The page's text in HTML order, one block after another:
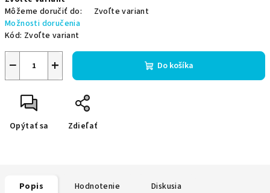
Môžeme doručiť do:
Zvoľte variant
Možnosti doručenia
Kód: Zvoľte variant
+
− Do košíka
Opýtať sa Zdieľať
Popis Hodnotenie Diskusia